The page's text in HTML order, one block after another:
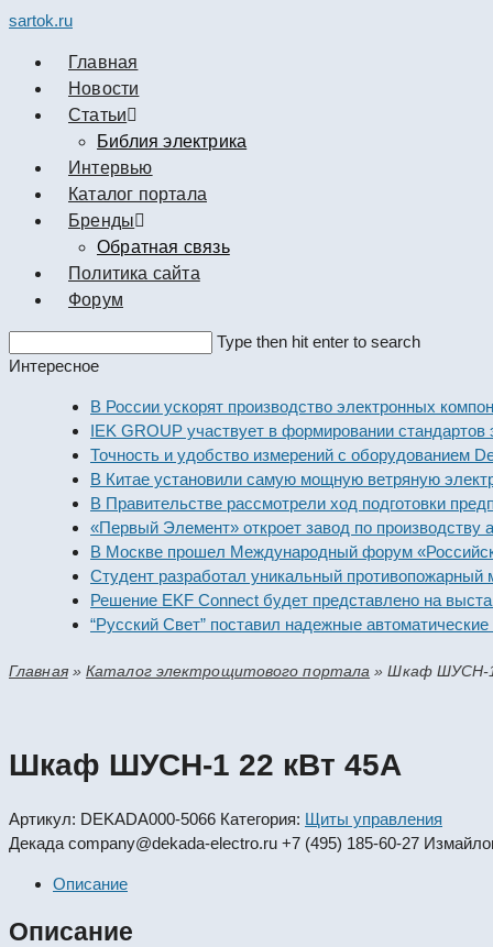
sartok.ru
Главная
Новости
Cтатьи
Библия электрика
Интервью
Каталог портала
Бренды
Обратная связь
Политика сайта
Форум
this
Type then hit enter to search
Интересное
В России ускорят производство электронных
IEK GROUP участвует в формировании стандартов
Точность и удобство измерений с оборудованием
В Китае установили самую мощную ветряную
В Правительстве рассмотрели ход подготовки
«Первый Элемент» откроет завод по производству
В Москве прошел Международный форум «Российская
Студент разработал уникальный противопожарный
Решение EKF Connect будет представлено на
“Русский Свет” поставил надежные автоматические
Главная»Каталог электрощитового портала »Шкаф ШУСН-
Шкаф ШУСН-1 22 кВт 45А
Артикул: DEKADA000-5066 Категория: Щиты управления
Декада company@dekada-electro.ru +7 (495) 185-60-27
Описание
Описание